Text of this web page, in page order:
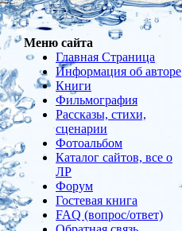
Меню сайта
Главная Страница
Информация об авторе
Книги
Фильмография
Рассказы, стихи,
сценарии
Фотоальбом
Каталог сайтов, все о
ЛР
Форум
Гостевая книга
FAQ (вопрос/ответ)